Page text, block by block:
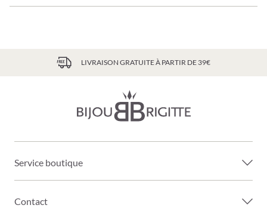
LIVRAISON GRATUITE À PARTIR DE 39€
Service boutique
Contact